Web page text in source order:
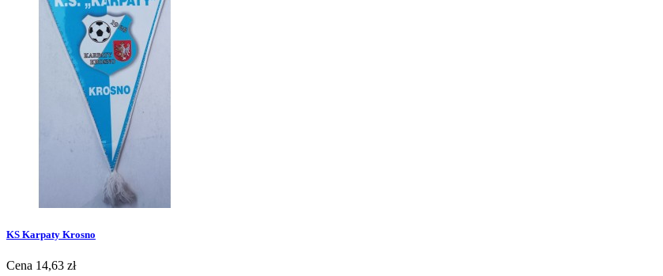
KS Karpaty Krosno
Cena 14,63 zł